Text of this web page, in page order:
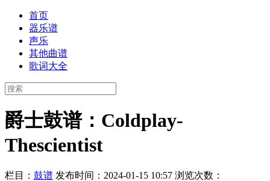
首页
器乐谱
声乐
其他曲谱
歌词大全
爵士鼓谱：Coldplay-
Thescientist
栏目： 鼓谱 发布时间：2024-01-15 10:57 浏览次数：